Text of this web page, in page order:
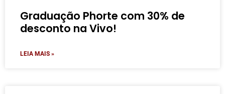
Graduação Phorte com 30% de
desconto na Vivo!
LEIA MAIS »